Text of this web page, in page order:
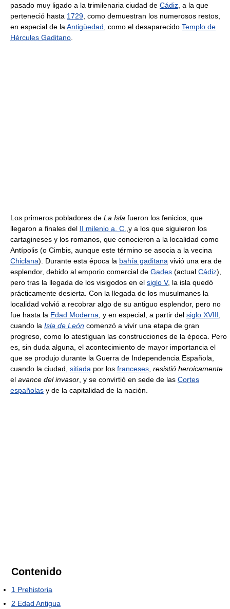
pasado muy ligado a la trimilenaria ciudad de Cádiz , a la que
perteneció hasta 1729 , como demuestran los numerosos restos,
en especial de la Antigüedad , como el desaparecido Templo de
Hércules Gaditano
Los primeros pobladores de La Isla fueron los fenicios, que
llegaron a finales del II milenio a. C. ,y a los que siguieron los
cartagineses y los romanos, que conocieron a la localidad como
Antípolis (o Cimbis, aunque este término se asocia a la vecina
Chiclana). Durante esta época la bahía gaditana vivió una era de
esplendor, debido al emporio comercial de Gades (actual Cádiz),
pero tras la llegada de los visigodos en el siglo V, la isla quedó
prácticamente desierta. Con la llegada de los musulmanes la
localidad volvió a recobrar algo de su antiguo esplendor, pero no
fue hasta la Edad Moderna , y en especial, a partir del siglo XVIII
cuando la Isla de León comenzó a vivir una etapa de gran
progreso, como lo atestiguan las construcciones de la época. Pero
es, sin duda alguna, el acontecimiento de mayor importancia el
que se produjo durante la Guerra de Independencia Española,
cuando la ciudad, sitiada por los franceses resistió heroicamente
el avance del invasor , y se convirtió en sede de las Cortes
españolas y de la capitalidad de la nación.
Contenido
1 Prehistoria
2 Edad Antigua